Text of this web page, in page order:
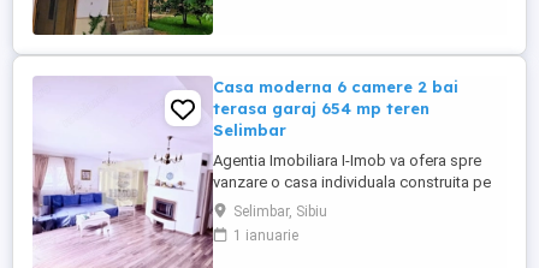
Casa moderna 6 camere 2 bai
terasa garaj 654 mp teren
Selimbar
Agentia Imobiliara I-Imob va ofera spre
vanzare o casa individuala construita pe
un teren de 654 mp cu deschidere de 19
ml. la 2 strazi pavate si dotate cu iluminat
stradal, formata din 6 camere cu 2 bai,
Selimbar, Sibiu
1 ianuarie